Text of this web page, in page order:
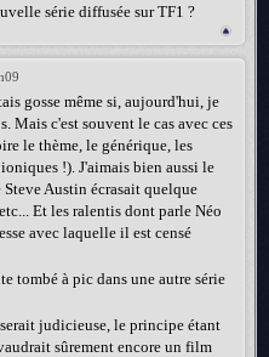
série diffusée sur TF1 ?
gosse même si, aujourd'hui, je
Mais c'est souvent le cas avec ces
le thème, le générique, les
!). J'aimais bien aussi le
Austin écrasait quelque
Et les ralentis dont parle Néo
avec laquelle il est censé
tombé à pic dans une autre série
judicieuse, le principe étant
sûrement encore un film